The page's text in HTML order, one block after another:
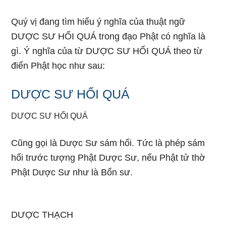
Quý vị đang tìm hiểu ý nghĩa của thuật ngữ
DƯỢC SƯ HỐI QUÁ trong đạo Phật có nghĩa là
gì. Ý nghĩa của từ DƯỢC SƯ HỐI QUÁ theo từ
điển Phật học như sau:
DƯỢC SƯ HỐI QUÁ
DƯỢC SƯ HỐI QUÁ
Cũng gọi là Dược Sư sám hối. Tức là phép sám
hối trước tượng Phật Dược Sư, nếu Phật tử thờ
Phật Dược Sư như là Bổn sư.
DƯỢC THẠCH